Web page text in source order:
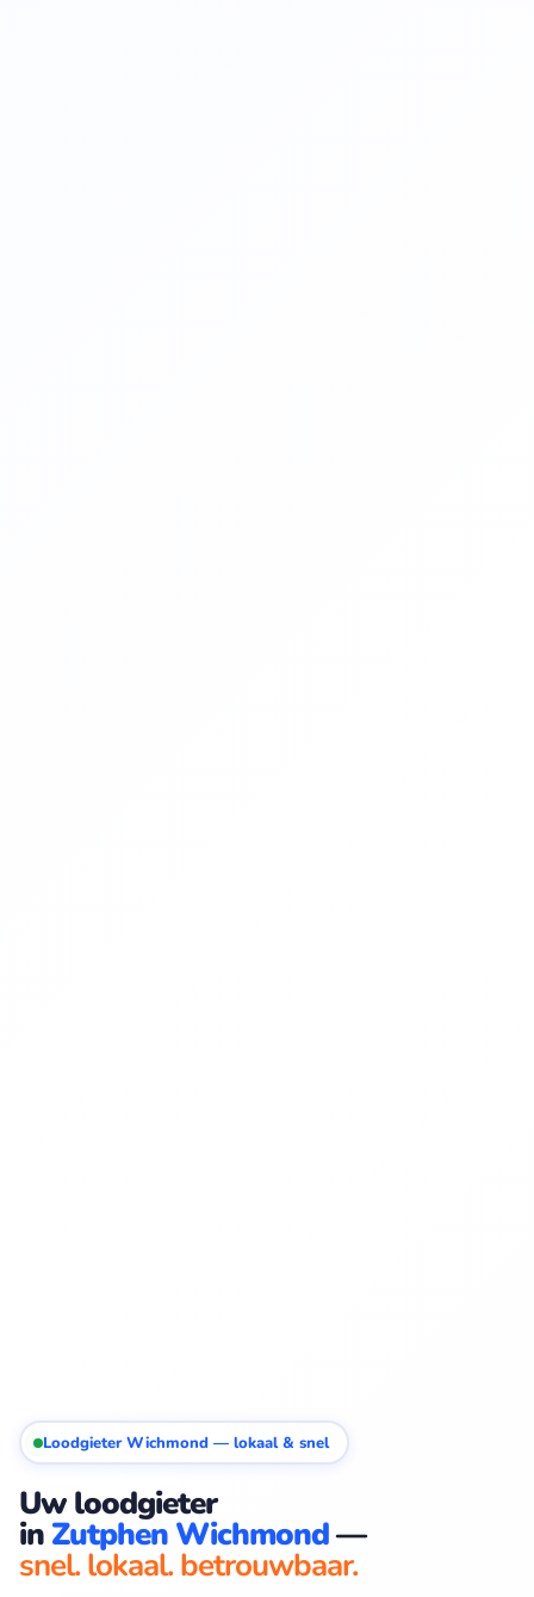
Loodgieter Wichmond — lokaal & snel
Uw loodgieter
in Zutphen Wichmond—
snel. lokaal. betrouwbaar.